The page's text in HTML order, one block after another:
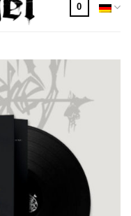
0